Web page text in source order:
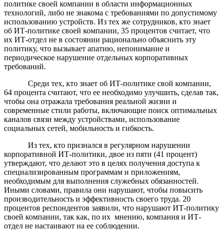
политике своей компании в области информационных
технологий, либо не знакома с требованиями по допустимому
использованию устройств. Из тех же сотрудников, кто знает
об ИТ-политике своей компании, 35 процентов считает, что
их ИТ-отдел не в состоянии рационально объяснить эту
политику, что вызывает апатию, непонимание и
периодическое нарушение отдельных корпоративных
требований.
Среди тех, кто знает об ИТ-политике свой компании,
64 процента считают, что ее необходимо улучшить, сделав так,
чтобы она отражала требования реальной жизни и
современные стили работы, включающие поиск оптимальных
каналов связи между устройствами, использование
социальных сетей, мобильность и гибкость.
Из тех, кто признался в регулярном нарушении
корпоративной ИТ-политики, двое из пяти (41 процент)
утверждают, что делают это в целях получения доступа к
специализированным программам и приложениям,
необходимым для выполнения служебных обязанностей.
Иными словами, правила они нарушают, чтобы повысить
производительность и эффективность своего труда. 20
процентов респондентов заявили, что нарушают ИТ-политику
своей компании, так как, по их мнению, компания и ИТ-
отдел не настаивают на ее соблюдении.